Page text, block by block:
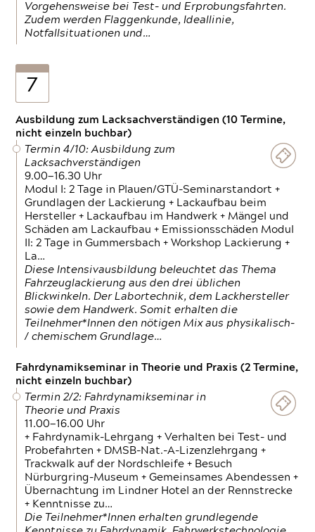
Vorgehensweise bei Test- und Erprobungsfahrten.
Zudem werden Flaggenkunde, Ideallinie,
Notfallsituationen und…
7
Ausbildung zum Lacksachverständigen (10 Termine,
nicht einzeln buchbar)
Termin 4/10: Ausbildung zum
Lacksachverständigen
9.00—16.30 Uhr
Modul I: 2 Tage in Plauen/GTÜ-Seminarstandort +
Grundlagen der Lackierung + Lackaufbau beim
Hersteller + Lackaufbau im Handwerk + Mängel und
Schäden am Lackaufbau + Emissionsschäden Modul
II: 2 Tage in Gummersbach + Workshop Lackierung +
La…
Diese Intensivausbildung beleuchtet das Thema
Fahrzeuglackierung aus den drei üblichen
Blickwinkeln. Der Labortechnik, dem Lackhersteller
sowie dem Handwerk. Somit erhalten die
Teilnehmer*Innen den nötigen Mix aus physikalisch-
/ chemischem Grundlage…
Fahrdynamikseminar in Theorie und Praxis (2 Termine,
nicht einzeln buchbar)
Termin 2/2: Fahrdynamikseminar in
Theorie und Praxis
11.00—16.00 Uhr
+ Fahrdynamik-Lehrgang + Verhalten bei Test- und
Probefahrten + DMSB-Nat.-A-Lizenzlehrgang +
Trackwalk auf der Nordschleife + Besuch
Nürburgring-Museum + Gemeinsames Abendessen +
Übernachtung im Lindner Hotel an der Rennstrecke
+ Kenntnisse zu…
Die Teilnehmer*Innen erhalten grundlegende